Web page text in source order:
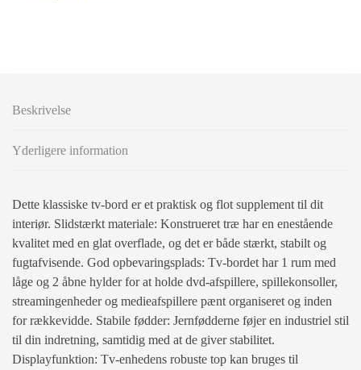
Beskrivelse
Yderligere information
Dette klassiske tv-bord er et praktisk og flot supplement til dit
interiør. Slidstærkt materiale: Konstrueret træ har en enestående
kvalitet med en glat overflade, og det er både stærkt, stabilt og
fugtafvisende. God opbevaringsplads: Tv-bordet har 1 rum med
låge og 2 åbne hylder for at holde dvd-afspillere, spillekonsoller,
streamingenheder og medieafspillere pænt organiseret og inden
for rækkevidde. Stabile fødder: Jernfødderne føjer en industriel stil
til din indretning, samtidig med at de giver stabilitet.
Displayfunktion: Tv-enhedens robuste top kan bruges til